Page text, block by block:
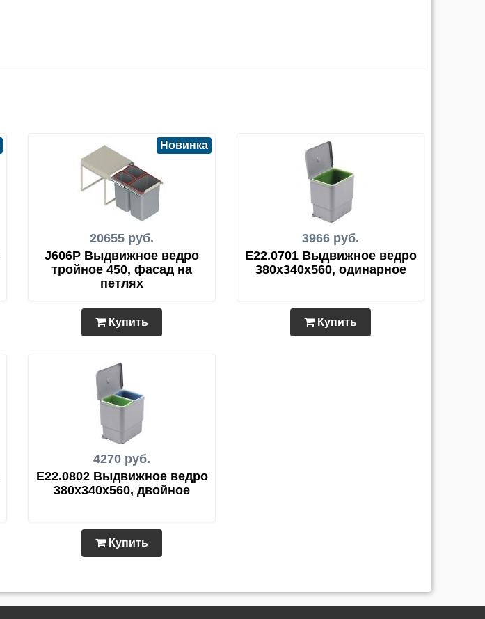
20655 руб.
Новинка
J606P Выдвижное ведро
тройное 450, фасад на
петлях
Купить
3966 руб.
E22.0701 Выдвижное ведро
380x340x560, одинарное
Купить
4270 руб.
E22.0802 Выдвижное ведро
380x340x560, двойное
Купить